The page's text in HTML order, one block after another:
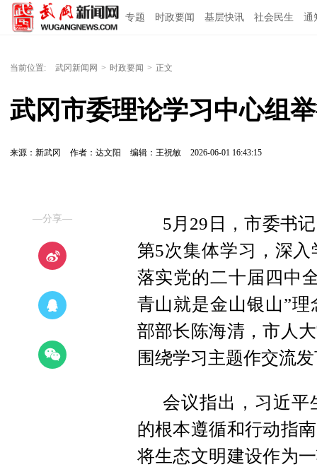
专题 时政要闻 基层快讯 社会民生 通
当前位置: 武冈新闻网 > 时政要闻 > 正文
武冈市委理论学习中心组
来源：新武冈 作者：达文阳 编辑：王祝敏 2026-06-01 16:43:15
—分享—
5月29日，市委书
第5次集体学习，深
落实党的二十届四中
青山就是金山银山”
部部长陈海清，市人
围绕学习主题作交流
会议指出，习近平
的根本遵循和行动指
将生态文明建设作为